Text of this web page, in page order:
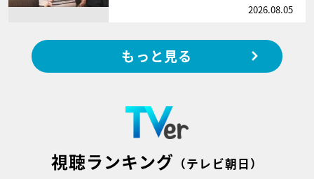
2026.08.05
もっと見る
視聴ランキング （テレビ朝日）